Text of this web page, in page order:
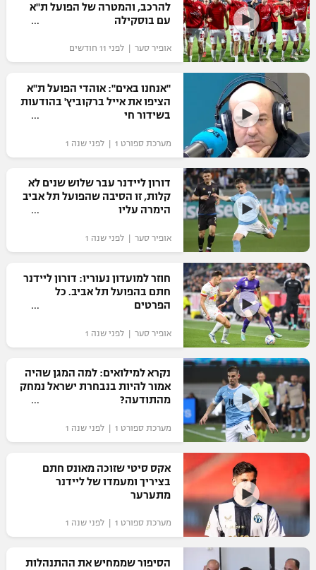
להרכב, והמטרה של הפועל ת"א
עם בוסקילה
אופיר סער | לפני 11 חודשים
"אנחנו באים": אוהדי הפועל ת"א
הציפו את אייל ברקוביץ' בהודעות
בשידור חי
מערכת ספורט 1 | לפני שנה 1
דורון ליידנר עבר שלוש שנים לא
קלות, זו הסיבה שהפועל תל אביב
הימרה עליו
אופיר סער | לפני שנה 1
חוזר למועדון נעוריו: דורון ליידנר
חתם בהפועל תל אביב. כל
הפרטים
אופיר סער | לפני שנה 1
נקרא למילואים: למה המגן שהיה
אמור להיות בנבחרת ישראל נמחק
מהתודעה?
מערכת ספורט 1 | לפני שנה 1
אקס סיטי שזוכה מאונס חתם
בציריך ומעמדו של ליידנר
מתערער
מערכת ספורט 1 | לפני שנה 1
הסיפור שממחיש את ההתנהלות